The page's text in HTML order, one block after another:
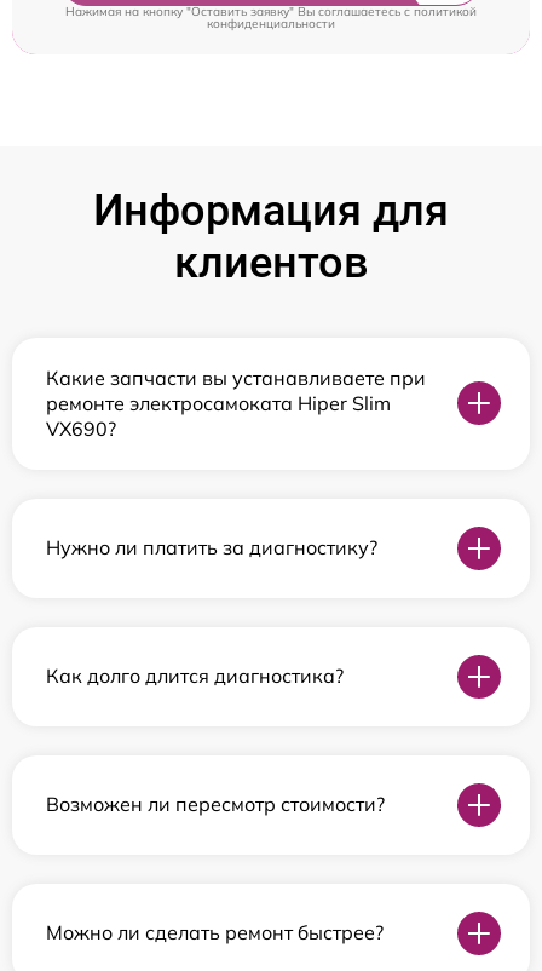
Нажимая на кнопку "Оставить заявку" Вы соглашаетесь cполитикой
конфиденциальности
Информация для
клиентов
Какие запчасти вы устанавливаете при
ремонте электросамоката Hiper Slim
VX690?
Нужно ли платить за диагностику?
Как долго длится диагностика?
Возможен ли пересмотр стоимости?
Можно ли сделать ремонт быстрее?